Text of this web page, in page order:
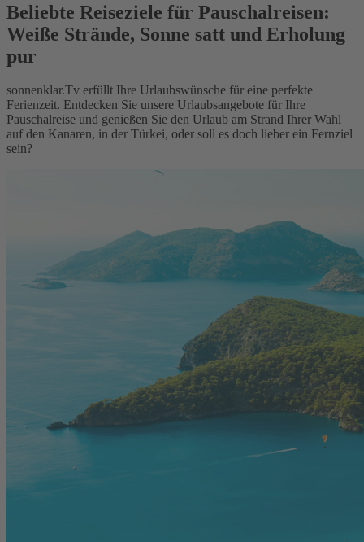
Beliebte Reiseziele für Pauschalreisen:
Weiße Strände, Sonne satt und Erholung
pur
sonnenklar.Tv erfüllt Ihre Urlaubswünsche für eine perfekte
Ferienzeit. Entdecken Sie unsere Urlaubsangebote für Ihre
Pauschalreise und genießen Sie den Urlaub am Strand Ihrer Wahl
auf den Kanaren, in der Türkei, oder soll es doch lieber ein Fernziel
sein?